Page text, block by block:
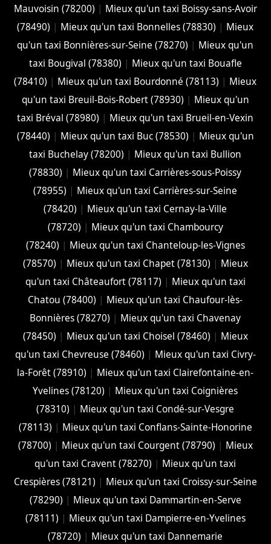
Mauvoisin (78200) | Mieux qu'un taxi Boissy-sans-Avoir
(78490) | Mieux qu'un taxi Bonnelles (78830) | Mieux
qu'un taxi Bonnières-sur-Seine (78270) | Mieux qu'un
taxi Bougival (78380) | Mieux qu'un taxi Bouafle
(78410) | Mieux qu'un taxi Bourdonné (78113) | Mieux
qu'un taxi Breuil-Bois-Robert (78930) | Mieux qu'un
taxi Bréval (78980) | Mieux qu'un taxi Brueil-en-Vexin
(78440) | Mieux qu'un taxi Buc (78530) | Mieux qu'un
taxi Buchelay (78200) | Mieux qu'un taxi Bullion
(78830) | Mieux qu'un taxi Carrières-sous-Poissy
(78955) | Mieux qu'un taxi Carrières-sur-Seine
(78420) | Mieux qu'un taxi Cernay-la-Ville
(78720) | Mieux qu'un taxi Chambourcy
(78240) | Mieux qu'un taxi Chanteloup-les-Vignes
(78570) | Mieux qu'un taxi Chapet (78130) | Mieux
qu'un taxi Châteaufort (78117) | Mieux qu'un taxi
Chatou (78400) | Mieux qu'un taxi Chaufour-lès-
Bonnières (78270) | Mieux qu'un taxi Chavenay
(78450) | Mieux qu'un taxi Choisel (78460) | Mieux
qu'un taxi Chevreuse (78460) | Mieux qu'un taxi Civry-
la-Forêt (78910) | Mieux qu'un taxi Clairefontaine-en-
Yvelines (78120) | Mieux qu'un taxi Coignières
(78310) | Mieux qu'un taxi Condé-sur-Vesgre
(78113) | Mieux qu'un taxi Conflans-Sainte-Honorine
(78700) | Mieux qu'un taxi Courgent (78790) | Mieux
qu'un taxi Cravent (78270) | Mieux qu'un taxi
Crespières (78121) | Mieux qu'un taxi Croissy-sur-Seine
(78290) | Mieux qu'un taxi Dammartin-en-Serve
(78111) | Mieux qu'un taxi Dampierre-en-Yvelines
(78720) | Mieux qu'un taxi Dannemarie